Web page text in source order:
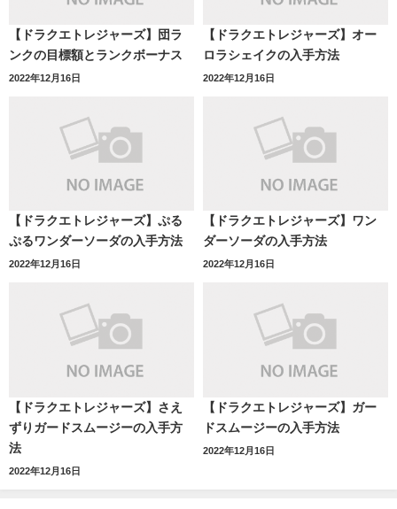
【ドラクエトレジャーズ】団ラ
ンクの目標額とランクボーナス
2022年12月16日
【ドラクエトレジャーズ】オー
ロラシェイクの入手方法
2022年12月16日
【ドラクエトレジャーズ】ぷる
ぷるワンダーソーダの入手方法
2022年12月16日
【ドラクエトレジャーズ】ワン
ダーソーダの入手方法
2022年12月16日
【ドラクエトレジャーズ】さえ
ずりガードスムージーの入手方
法
2022年12月16日
【ドラクエトレジャーズ】ガー
ドスムージーの入手方法
2022年12月16日